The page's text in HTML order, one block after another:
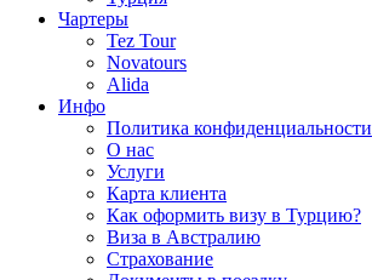
Чартеры
Tez Tour
Novatours
Alida
Инфо
Политика конфиденциальности
О нас
Услуги
Карта клиента
Как оформить визу в Турцию?
Виза в Австралию
Страхование